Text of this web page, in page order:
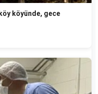
köyünde, gece